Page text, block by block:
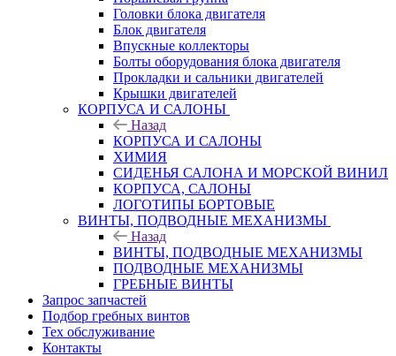
Головки блока двигателя
Блок двигателя
Впускные коллекторы
Болты оборудования блока двигателя
Прокладки и сальники двигателей
Крышки двигателей
КОРПУСА И САЛОНЫ
Назад
КОРПУСА И САЛОНЫ
ХИМИЯ
СИДЕНЬЯ САЛОНА И МОРСКОЙ ВИНИЛ
КОРПУСА, САЛОНЫ
ЛОГОТИПЫ БОРТОВЫЕ
ВИНТЫ, ПОДВОДНЫЕ МЕХАНИЗМЫ
Назад
ВИНТЫ, ПОДВОДНЫЕ МЕХАНИЗМЫ
ПОДВОДНЫЕ МЕХАНИЗМЫ
ГРЕБНЫЕ ВИНТЫ
Запрос запчастей
Подбор гребных винтов
Тех обслуживание
Контакты